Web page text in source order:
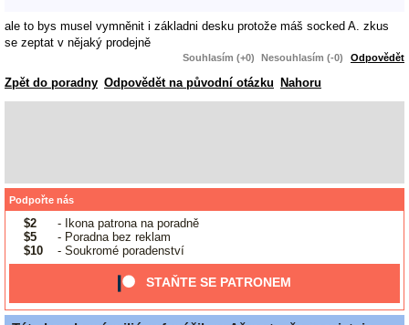
ale to bys musel vymněnit i základni desku protože máš socked A. zkus
se zeptat v nějaký prodejně
Souhlasím (+0) Nesouhlasím (-0) Odpovědět
Zpět do poradny Odpovědět na původní otázku Nahoru
Podpořte nás
$2
- Ikona patrona na poradně
$5
- Poradna bez reklam
$10
- Soukromé poradenství
STAŇTE SE PATRONEM